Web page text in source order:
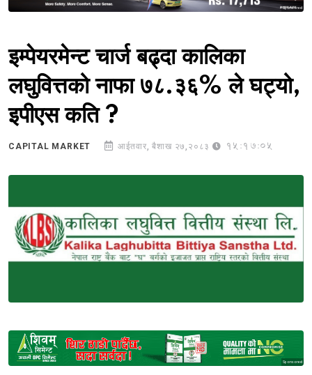
Sponsored
इम्पेयरमेन्ट चार्ज बढ्दा कालिका
लघुवित्तको नाफा ७८.३६% ले घट्यो,
इपीएस कति ?
CAPITAL MARKET आईतवार, बैशाख २७,२०८३ 15:17:05
Sponsored